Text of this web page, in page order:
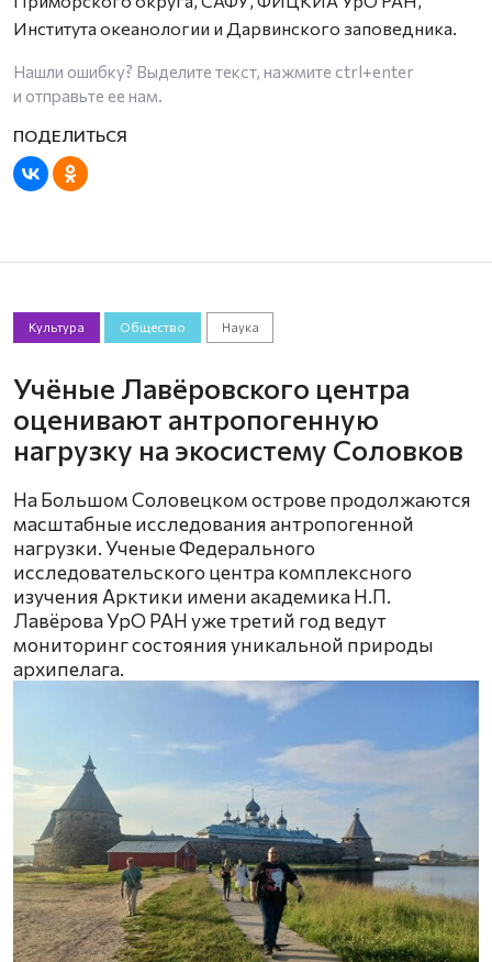
Института океанологии и Дарвинского заповедника.
Нашли ошибку? Выделите текст, нажмите ctrl+enter
и отправьте ее нам.
Культура Общество Наука
Учёные Лавёровского центра
оценивают антропогенную
нагрузку на экосистему Соловков
На Большом Соловецком острове продолжаются
масштабные исследования антропогенной
нагрузки. Ученые Федерального
исследовательского центра комплексного
изучения Арктики имени академика Н.П.
Лавёрова УрО РАН уже третий год ведут
мониторинг состояния уникальной природы
архипелага.